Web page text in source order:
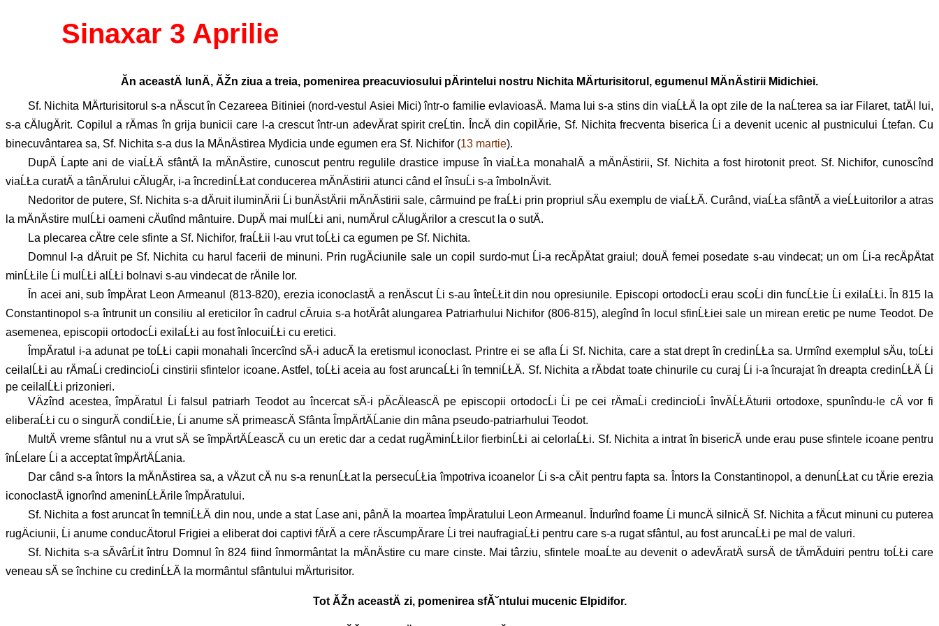
Sinaxar 3 Aprilie
Ăn aceastÄ lunÄ, ĂŽn ziua a treia, pomenirea preacuviosului pÄrintelui nostru Nichita MÄrturisitorul, egumenul MÄnÄstirii Midichiei.
Sf. Nichita MÄrturisitorul s-a nÄscut în Cezareea Bitiniei (nord-vestul Asiei Mici) într-o familie evlavioasÄ. Mama lui s-a stins din viaĹŁÄ la opt zile de la naĹterea sa iar Filaret, tatÄl lui,
s-a cÄlugÄrit. Copilul a rÄmas în grija bunicii care l-a crescut într-un adevÄrat spirit creĹtin. ÎncÄ din copilÄrie, Sf. Nichita frecventa biserica Ĺi a devenit ucenic al pustnicului Ĺtefan. Cu
binecuvântarea sa, Sf. Nichita s-a dus la MÄnÄstirea Mydicia unde egumen era Sf. Nichifor (13 martie).
DupÄ Ĺapte ani de viaĹŁÄ sfântÄ la mÄnÄstire, cunoscut pentru regulile drastice impuse în viaĹŁa monahalÄ a mÄnÄstirii, Sf. Nichita a fost hirotonit preot. Sf. Nichifor, cunoscînd
viaĹŁa curatÄ a tânÄrului cÄlugÄr, i-a încredinĹŁat conducerea mÄnÄstirii atunci când el însuĹi s-a îmbolnÄvit.
Nedoritor de putere, Sf. Nichita s-a dÄruit iluminÄrii Ĺi bunÄstÄrii mÄnÄstirii sale, cârmuind pe fraĹŁi prin propriul sÄu exemplu de viaĹŁÄ. Curând, viaĹŁa sfântÄ a vieĹŁuitorilor a atras
la mÄnÄstire mulĹŁi oameni cÄutînd mântuire. DupÄ mai mulĹŁi ani, numÄrul cÄlugÄrilor a crescut la o sutÄ.
La plecarea cÄtre cele sfinte a Sf. Nichifor, fraĹŁii l-au vrut toĹŁi ca egumen pe Sf. Nichita.
Domnul l-a dÄruit pe Sf. Nichita cu harul facerii de minuni. Prin rugÄciunile sale un copil surdo-mut Ĺi-a recÄpÄtat graiul; douÄ femei posedate s-au vindecat; un om Ĺi-a recÄpÄtat
minĹŁile Ĺi mulĹŁi alĹŁi bolnavi s-au vindecat de rÄnile lor.
În acei ani, sub împÄrat Leon Armeanul (813-820), erezia iconoclastÄ a renÄscut Ĺi s-au înteĹŁit din nou opresiunile. Episcopi ortodocĹi erau scoĹi din funcĹŁie Ĺi exilaĹŁi. În 815 la
Constantinopol s-a întrunit un consiliu al ereticilor în cadrul cÄruia s-a hotÄrât alungarea Patriarhului Nichifor (806-815), alegînd în locul sfinĹŁiei sale un mirean eretic pe nume Teodot. De
asemenea, episcopii ortodocĹi exilaĹŁi au fost înlocuiĹŁi cu eretici.
ÎmpÄratul i-a adunat pe toĹŁi capii monahali încercînd sÄ-i aducÄ la eretismul iconoclast. Printre ei se afla Ĺi Sf. Nichita, care a stat drept în credinĹŁa sa. Urmînd exemplul sÄu, toĹŁi
ceilalĹŁi au rÄmaĹi credincioĹi cinstirii sfintelor icoane. Astfel, toĹŁi aceia au fost aruncaĹŁi în temniĹŁÄ. Sf. Nichita a rÄbdat toate chinurile cu curaj Ĺi i-a încurajat în dreapta credinĹŁÄ Ĺi
pe ceilalĹŁi prizonieri.
VÄzînd acestea, împÄratul Ĺi falsul patriarh Teodot au încercat sÄ-i pÄcÄleascÄ pe episcopii ortodocĹi Ĺi pe cei rÄmaĹi credincioĹi învÄĹŁÄturii ortodoxe, spunîndu-le cÄ vor fi
eliberaĹŁi cu o singurÄ condiĹŁie, Ĺi anume sÄ primeascÄ Sfânta ÎmpÄrtÄĹanie din mâna pseudo-patriarhului Teodot.
MultÄ vreme sfântul nu a vrut sÄ se împÄrtÄĹeascÄ cu un eretic dar a cedat rugÄminĹŁilor fierbinĹŁi ai celorlaĹŁi. Sf. Nichita a intrat în bisericÄ unde erau puse sfintele icoane pentru
înĹelare Ĺi a acceptat împÄrtÄĹania.
Dar când s-a întors la mÄnÄstirea sa, a vÄzut cÄ nu s-a renunĹŁat la persecuĹŁia împotriva icoanelor Ĺi s-a cÄit pentru fapta sa. Întors la Constantinopol, a denunĹŁat cu tÄrie erezia
iconoclastÄ ignorînd ameninĹŁÄrile împÄratului.
Sf. Nichita a fost aruncat în temniĹŁÄ din nou, unde a stat Ĺase ani, pânÄ la moartea împÄratului Leon Armeanul. Îndurînd foame Ĺi muncÄ silnicÄ Sf. Nichita a fÄcut minuni cu puterea
rugÄciunii, Ĺi anume conducÄtorul Frigiei a eliberat doi captivi fÄrÄ a cere rÄscumpÄrare Ĺi trei naufragiaĹŁi pentru care s-a rugat sfântul, au fost aruncaĹŁi pe mal de valuri.
Sf. Nichita s-a sÄvârĹit întru Domnul în 824 fiind înmormântat la mÄnÄstire cu mare cinste. Mai târziu, sfintele moaĹte au devenit o adevÄratÄ sursÄ de tÄmÄduiri pentru toĹŁi care
veneau sÄ se închine cu credinĹŁÄ la mormântul sfântului mÄrturisitor.
Tot ĂŽn aceastÄ zi, pomenirea sfĂ˘ntului mucenic Elpidifor.